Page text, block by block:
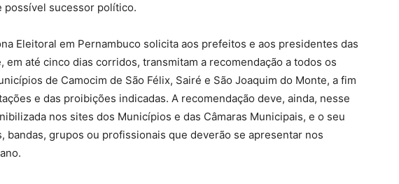
possível sucessor político.
Eleitoral em Pernambuco solicita aos prefeitos e aos presidentes das
em até cinco dias corridos, transmitam a recomendação a todos os
de Camocim de São Félix, Sairé e São Joaquim do Monte, a fim
e das proibições indicadas. A recomendação deve, ainda, nesse
nos sites dos Municípios e das Câmaras Municipais, e o seu
bandas, grupos ou profissionais que deverão se apresentar nos